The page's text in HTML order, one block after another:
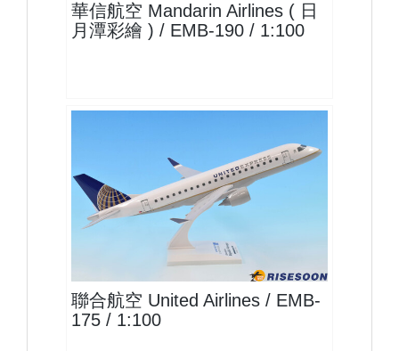
華信航空 Mandarin Airlines ( 日
月潭彩繪 ) / EMB-190 / 1:100
UAL10E175
聯合航空 United Airlines / EMB-
175 / 1:100